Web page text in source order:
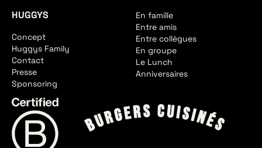
HUGGYS
Concept
Huggys Family
Contact
Presse
Sponsoring
En famille
Entre amis
Entre collègues
En groupe
Le Lunch
Anniversaires